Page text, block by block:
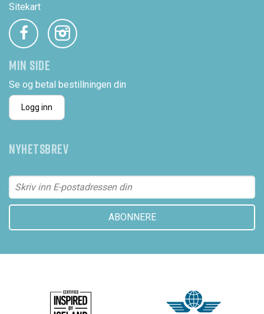
Sitekart
MIN SIDE
Se og betal bestillningen din
Logg inn
NYHETSBREV